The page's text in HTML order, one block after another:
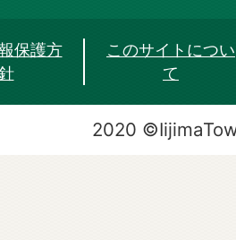
保護方
このサイトについ
て
2020